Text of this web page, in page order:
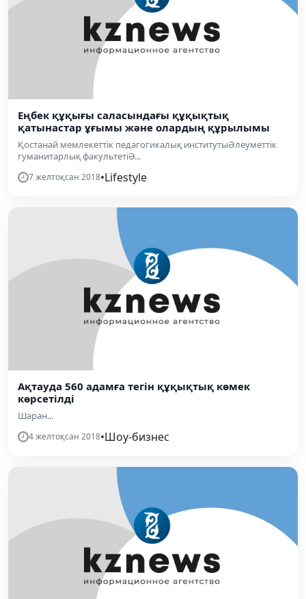
Еңбек құқығы саласындағы құқықтық
қатынастар ұғымы және олардың құрылымы
Қостанай мемлекеттік педагогикалық институтыӘлеуметтік
гуманитарлық факультетіӘ...
7 желтоқсан 2018•Lifestyle
Ақтауда 560 адамға тегін құқықтық көмек
көрсетілді
Шаран...
4 желтоқсан 2018•Шоу-бизнес